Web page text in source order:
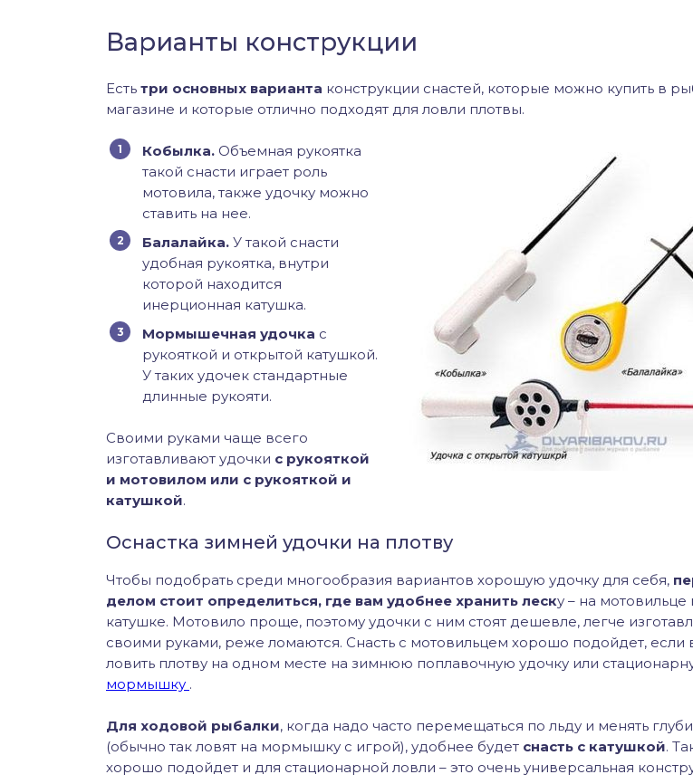
Варианты конструкции
Есть три основных варианта конструкции снастей, которые можно купить в
магазине и которые отлично подходят для ловли плотвы.
Кобылка. Объемная рукоятка
такой снасти играет роль
мотовила, также удочку можно
ставить на нее.
Балалайка. У такой снасти
удобная рукоятка, внутри
которой находится
инерционная катушка.
Мормышечная удочка с
рукояткой и открытой катушкой.
У таких удочек стандартные
длинные рукояти.
Своими руками чаще всего
изготавливают удочки с рукояткой
и мотовилом или с рукояткой и
катушкой.
Оснастка зимней удочки на плотву
Чтобы подобрать среди многообразия вариантов хорошую удочку для себя,
делом стоит определиться, где вам удобнее хранить леску – на мотовильце
катушке. Мотовило проще, поэтому удочки с ним стоят дешевле, легче
своими руками, реже ломаются. Снасть с мотовильцем хорошо подойдет, если
ловить плотву на одном месте на зимнюю поплавочную удочку или
мормышку .
Для ходовой рыбалки, когда надо часто перемещаться по льду и менять
(обычно так ловят на мормышку с игрой), удобнее будет снасть с катушкой.
хорошо подойдет и для стационарной ловли – это очень универсальная